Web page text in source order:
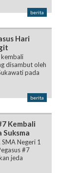
berita
Hari
kembali
disambut oleh
pada
berita
Kembali
Negeri 1
#7
jeda